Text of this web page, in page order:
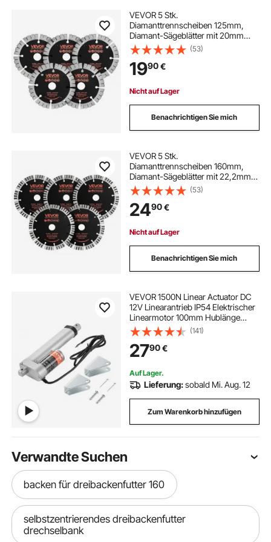
VEVOR 5 Stk.
Diamanttrennscheiben 125mm,
Diamant-Sägeblätter mit 20mm
Bohrung & 14,5mm Segmenthöhe,
Max. 7500 U/min Diamantscheiben
für Trocken/Nass Schneiden,
Trennscheibe für Beton Mauerwerk
Stein
(53)
1990€
Nicht auf Lager
Benachrichtigen Sie mich
VEVOR 5 Stk.
Diamanttrennscheiben 160mm,
Diamant-Sägeblätter mit 22,2mm
Bohrung & 15mm Segmenthöhe,
Max. 7000 U/min Diamantscheiben
für Trocken/Nass Schneiden,
Trennscheibe für Beton Mauerwerk
Stein
(53)
2490€
Nicht auf Lager
Benachrichtigen Sie mich
VEVOR 1500N Linear Actuator DC
12V Linearantrieb IP54 Elektrischer
Linearmotor 100mm Hublänge
Geräuschpegel ≤ 60dB Elektrische
Türöffner 5 mm/s
Fahrgeschwindigkeit Lineartechnik
Verstellantrieb
(141)
2790€
Auf Lager.
Lieferung:sobald Mi. Aug. 12
Zum Warenkorb hinzufügen
Verwandte Suchen
backen für dreibackenfutter 160
selbstzentrierendes dreibackenfutter
drechselbank